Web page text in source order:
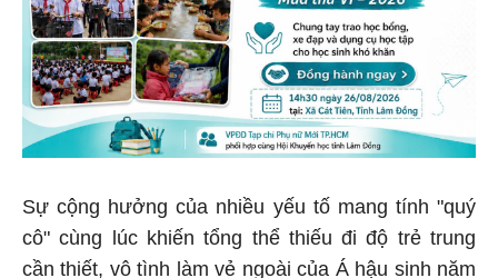
Sự cộng hưởng của nhiều yếu tố mang tính "quý
cô" cùng lúc khiến tổng thể thiếu đi độ trẻ trung
cần thiết, vô tình làm vẻ ngoài của Á hậu sinh năm